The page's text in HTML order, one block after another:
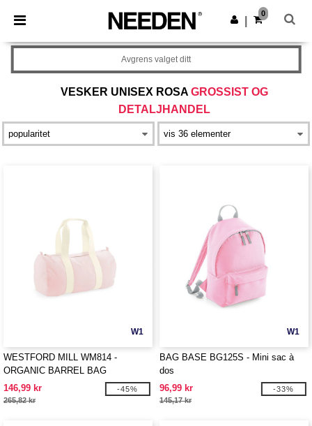
× Needen-app
Bedre priser i appen!
Last ned app
0
VESKER UNISEX ROSA GROSSIST OG
DETALJHANDEL
Avgrens valget ditt
W1
WESTFORD MILL WM814 -
ORGANIC BARREL BAG
146,99 kr
265,82 kr
-45%
W1
BAG BASE BG125S - Mini sac à
dos
96,99 kr
145,17 kr
-33%